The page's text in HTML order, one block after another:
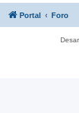
Portal Foro